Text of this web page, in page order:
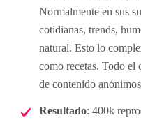
Normalmente en sus
cotidianas, trends,
natural. Esto lo
como recetas. Todo el
de contenido
Resultado: 400k